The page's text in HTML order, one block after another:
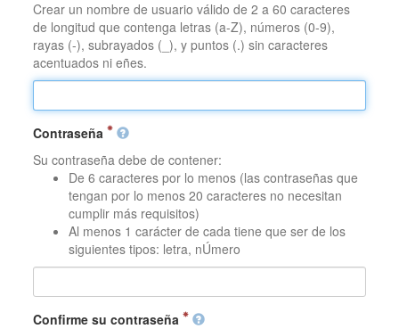
Crear un nombre de usuario válido de 2 a 60 caracteres
de longitud que contenga letras (a-Z), números (0-9),
rayas (-), subrayados (_), y puntos (.) sin caracteres
acentuados ni eñes.
Contraseña
Su contraseña debe de contener:
De 6 caracteres por lo menos (las contraseñas que
tengan por lo menos 20 caracteres no necesitan
cumplir más requisitos)
Al menos 1 carácter de cada tiene que ser de los
siguientes tipos: letra, nÚmero
Confirme su contraseña